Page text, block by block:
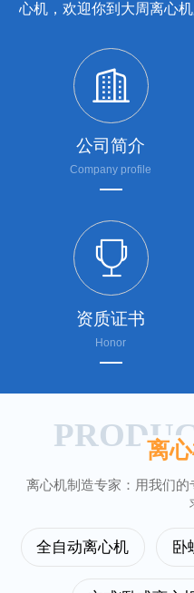
心机，欢迎你到大周离心机

公司简介
Company profile

资质证书
Honor
离
离心机制造专家：用我们
全自动离心机 卧